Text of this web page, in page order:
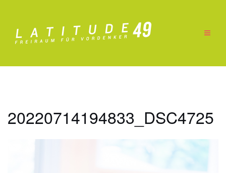
springen
20220714194833_DSC4725